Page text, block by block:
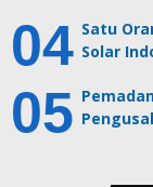
Satu
Solar